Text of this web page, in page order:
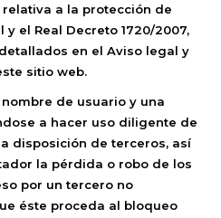
relativa a la protección de
el Real Decreto 1720/2007,
en el Aviso legal y
sitio web.
de usuario y una
a hacer uso diligente de
disposición de terceros, así
la pérdida o robo de los
por un tercero no
éste proceda al bloqueo